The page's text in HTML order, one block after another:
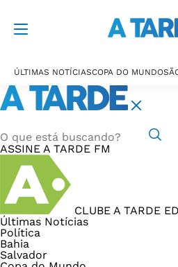
ÚLTIMAS NOTÍCIASCOPA DO MUNDO
ASSINE A TARDE FM
CLUBE A TARDE
Últimas Notícias
Política
Bahia
Salvador